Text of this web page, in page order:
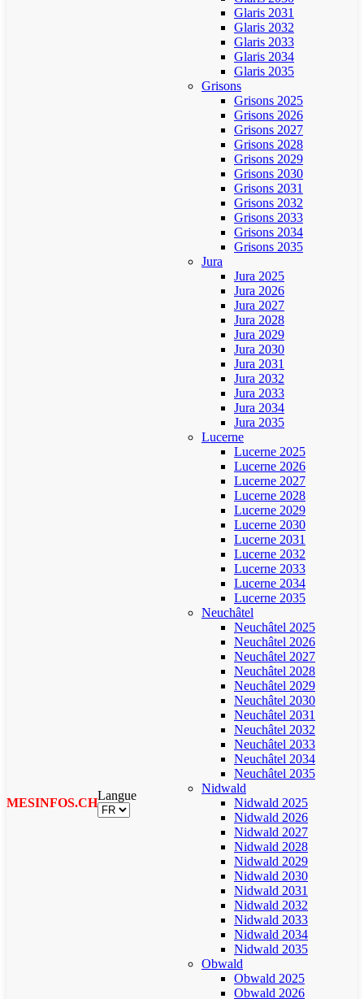
MESINFOS.CH
Langue
Glaris 2031
Glaris 2032
Glaris 2033
Glaris 2034
Glaris 2035
Grisons
Grisons 2025
Grisons 2026
Grisons 2027
Grisons 2028
Grisons 2029
Grisons 2030
Grisons 2031
Grisons 2032
Grisons 2033
Grisons 2034
Grisons 2035
Jura
Jura 2025
Jura 2026
Jura 2027
Jura 2028
Jura 2029
Jura 2030
Jura 2031
Jura 2032
Jura 2033
Jura 2034
Jura 2035
Lucerne
Lucerne 2025
Lucerne 2026
Lucerne 2027
Lucerne 2028
Lucerne 2029
Lucerne 2030
Lucerne 2031
Lucerne 2032
Lucerne 2033
Lucerne 2034
Lucerne 2035
Neuchâtel
Neuchâtel 2025
Neuchâtel 2026
Neuchâtel 2027
Neuchâtel 2028
Neuchâtel 2029
Neuchâtel 2030
Neuchâtel 2031
Neuchâtel 2032
Neuchâtel 2033
Neuchâtel 2034
Neuchâtel 2035
Nidwald
Nidwald 2025
Nidwald 2026
Nidwald 2027
Nidwald 2028
Nidwald 2029
Nidwald 2030
Nidwald 2031
Nidwald 2032
Nidwald 2033
Nidwald 2034
Nidwald 2035
Obwald
Obwald 2025
Obwald 2026